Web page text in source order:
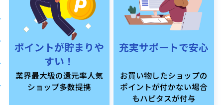
ポイントが貯まりや
すい！
業界最大級の還元率人気
ショップ多数提携
充実サポートで安心
お買い物したショップの
ポイントが付かない場合
もハピタスが付与